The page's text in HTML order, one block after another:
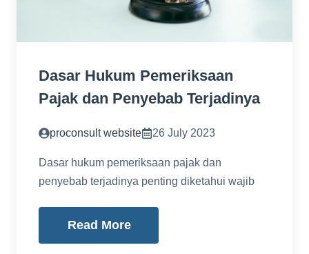
Dasar Hukum Pemeriksaan
Pajak dan Penyebab Terjadinya
proconsult website 26 July 2023
Dasar hukum pemeriksaan pajak dan
penyebab terjadinya penting diketahui wajib
Read More